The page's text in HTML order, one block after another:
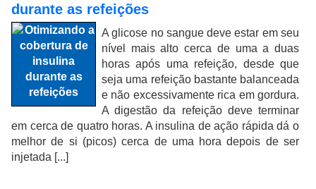
durante as refeições
A glicose no sangue deve estar em seu
nível mais alto cerca de uma a duas
horas após uma refeição, desde que
seja uma refeição bastante balanceada
e não excessivamente rica em gordura.
A digestão da refeição deve terminar
em cerca de quatro horas. A insulina de ação rápida dá o
melhor de si (picos) cerca de uma hora depois de ser
injetada [...]